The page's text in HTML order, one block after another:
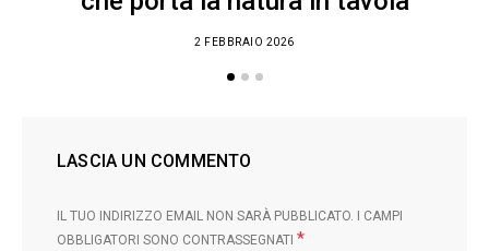
2 FEBBRAIO 2026
LASCIA UN COMMENTO
IL TUO INDIRIZZO EMAIL NON SARÀ PUBBLICATO.
I CAMPI
OBBLIGATORI SONO CONTRASSEGNATI *